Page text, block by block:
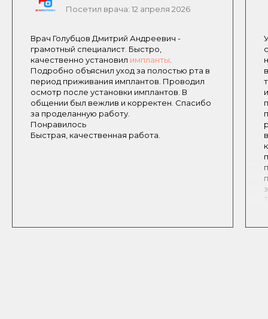
Посетил врача: 12 апреля 2026
Врач Голубцов Дмитрий Андреевич -
грамотный специалист. Быстро,
качественно установил импланты
Подробно объяснил уход за полостью рта в
период приживания имплантов. Проводил
осмотр после установки имплантов. В
общении был вежлив и корректен. Спасибо
за проделанную работу.
Понравилось
Быстрая, качественная работа.